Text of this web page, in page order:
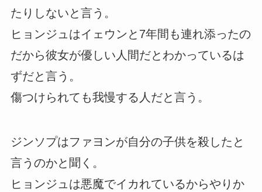
たりしないと言う。
ヒョンジュはイェウンと7年間も連れ添ったの
だから彼女が優しい人間だとわかっているは
ずだと言う。
傷つけられても我慢する人だと言う。
ジンソプはファヨンが自分の子供を殺したと
言うのかと聞く。
ヒョンジュは悪魔でイカれているからやりか